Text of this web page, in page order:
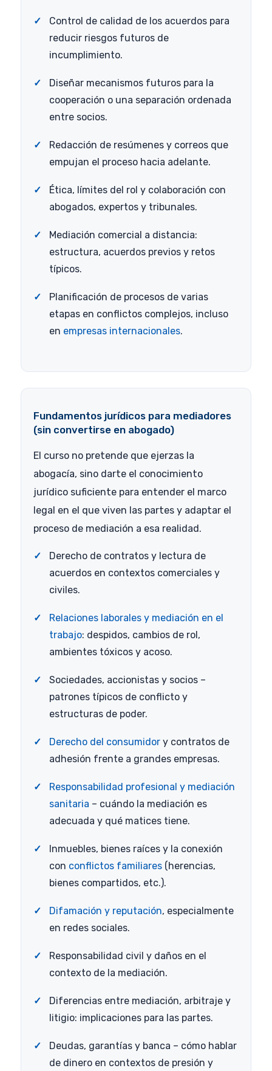
Control de calidad de los acuerdos para
reducir riesgos futuros de
incumplimiento.
Diseñar mecanismos futuros para la
cooperación o una separación ordenada
entre socios.
Redacción de resúmenes y correos que
empujan el proceso hacia adelante.
Ética, límites del rol y colaboración con
abogados, expertos y tribunales.
Mediación comercial a distancia:
estructura, acuerdos previos y retos
típicos.
Planificación de procesos de varias
etapas en conflictos complejos, incluso
en empresas internacionales.
Fundamentos jurídicos para mediadores
(sin convertirse en abogado)
El curso no pretende que ejerzas la
abogacía, sino darte el conocimiento
jurídico suficiente para entender el marco
legal en el que viven las partes y adaptar el
proceso de mediación a esa realidad.
Derecho de contratos y lectura de
acuerdos en contextos comerciales y
civiles.
Relaciones laborales y mediación en el
trabajo: despidos, cambios de rol,
ambientes tóxicos y acoso.
Sociedades, accionistas y socios –
patrones típicos de conflicto y
estructuras de poder.
Derecho del consumidor y contratos de
adhesión frente a grandes empresas.
Responsabilidad profesional y mediación
sanitaria – cuándo la mediación es
adecuada y qué matices tiene.
Inmuebles, bienes raíces y la conexión
con conflictos familiares (herencias,
bienes compartidos, etc.).
Difamación y reputación, especialmente
en redes sociales.
Responsabilidad civil y daños en el
contexto de la mediación.
Diferencias entre mediación, arbitraje y
litigio: implicaciones para las partes.
Deudas, garantías y banca – cómo hablar
de dinero en contextos de presión y